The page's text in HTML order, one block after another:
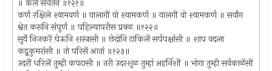
॥ केले सचेतन ॥१२१॥
कर्ण रक्षिले श्यामवर्ण ॥ यालागीं वो श्यामकर्ण ॥ यालगीं वो श्यामकर्ण ॥ सर्वांग
श्वेत करूनि संपूर्ण ॥ पहिल्यापरीस प्रबळ ॥१२२॥
सूर्यें निजकरें घेऊनि शस्त्रासी ॥ छेदोनि टाकिलें सर्पपक्षांसी ॥ शाप वदला
कद्रुकुमरांसी ॥ तो परिसें आतां ॥१२३॥
उदरीं धरिलें तुम्ही कपटासी ॥ तरी उदरशूळ तुम्हां अहर्निशीं ॥ भोगा तुम्ही सर्वकाळेंसीं